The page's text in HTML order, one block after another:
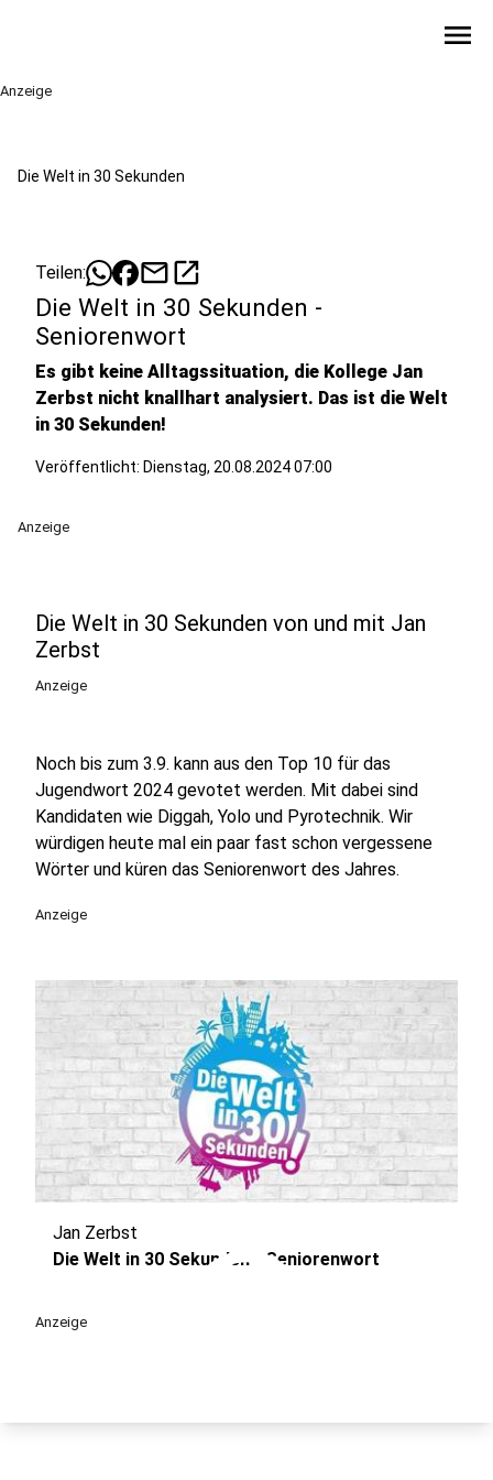
menu
Anzeige
Die Welt in 30 Sekunden
Teilen: mailopen_in_new
Die Welt in 30 Sekunden -
Seniorenwort
Es gibt keine Alltagssituation, die Kollege Jan
Zerbst nicht knallhart analysiert. Das ist die Welt
in 30 Sekunden!
Veröffentlicht: Dienstag, 20.08.2024 07:00
Anzeige
Die Welt in 30 Sekunden von und mit Jan
Zerbst
Anzeige
Noch bis zum 3.9. kann aus den Top 10 für das
Jugendwort 2024 gevotet werden. Mit dabei sind
Kandidaten wie Diggah, Yolo und Pyrotechnik. Wir
würdigen heute mal ein paar fast schon vergessene
Wörter und küren das Seniorenwort des Jahres.
Anzeige
play_circle
Jan Zerbst
Die Welt in 30 Sekunden - Seniorenwort
Anzeige